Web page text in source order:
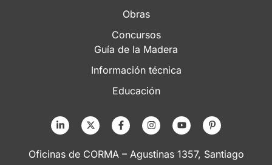
Obras
Concursos
Guía de la Madera
Información técnica
Educación
Oficinas de CORMA – Agustinas 1357, Santiago